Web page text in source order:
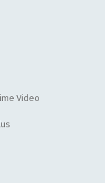
Video